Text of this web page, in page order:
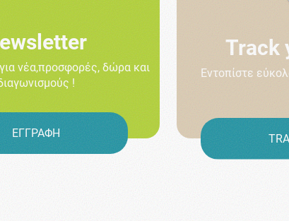
νέα,προσφορές, δώρα και
!
ΕΓΓΡΑΦΗ
Track
Εντοπίστε